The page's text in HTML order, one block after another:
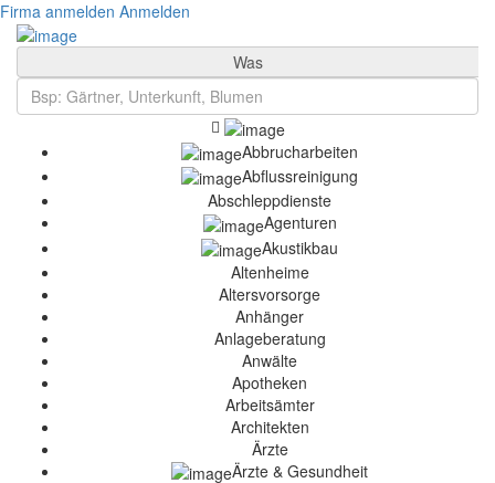
Firma anmelden Anmelden
Was
Abbrucharbeiten
Abflussreinigung
Abschleppdienste
Agenturen
Akustikbau
Altenheime
Altersvorsorge
Anhänger
Anlageberatung
Anwälte
Apotheken
Arbeitsämter
Architekten
Ärzte
Ärzte & Gesundheit